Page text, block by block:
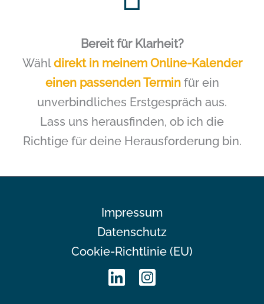
Bereit für Klarheit?
Wähldirekt in meinem Online-Kalender
einen passenden Terminfür ein
unverbindliches Erstgespräch aus.
Lass uns herausfinden, ob ich die
Richtige für deine Herausforderung bin.
Impressum
Datenschutz
Cookie-Richtlinie (EU)